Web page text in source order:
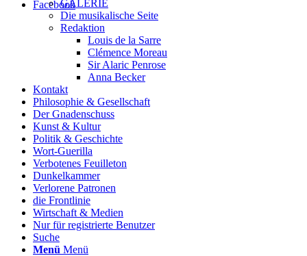
FacebookGALERIE
Die musikalische Seite
Redaktion
Louis de la Sarre
Clémence Moreau
Sir Alaric Penrose
Anna Becker
Kontakt
Philosophie & Gesellschaft
Der Gnadenschuss
Kunst & Kultur
Politik & Geschichte
Wort-Guerilla
Verbotenes Feuilleton
Dunkelkammer
Verlorene Patronen
die Frontlinie
Wirtschaft & Medien
Nur für registrierte Benutzer
Suche
Menü Menü